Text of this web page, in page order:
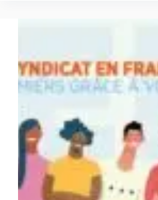
alertes
CFDT
sur
au
travail